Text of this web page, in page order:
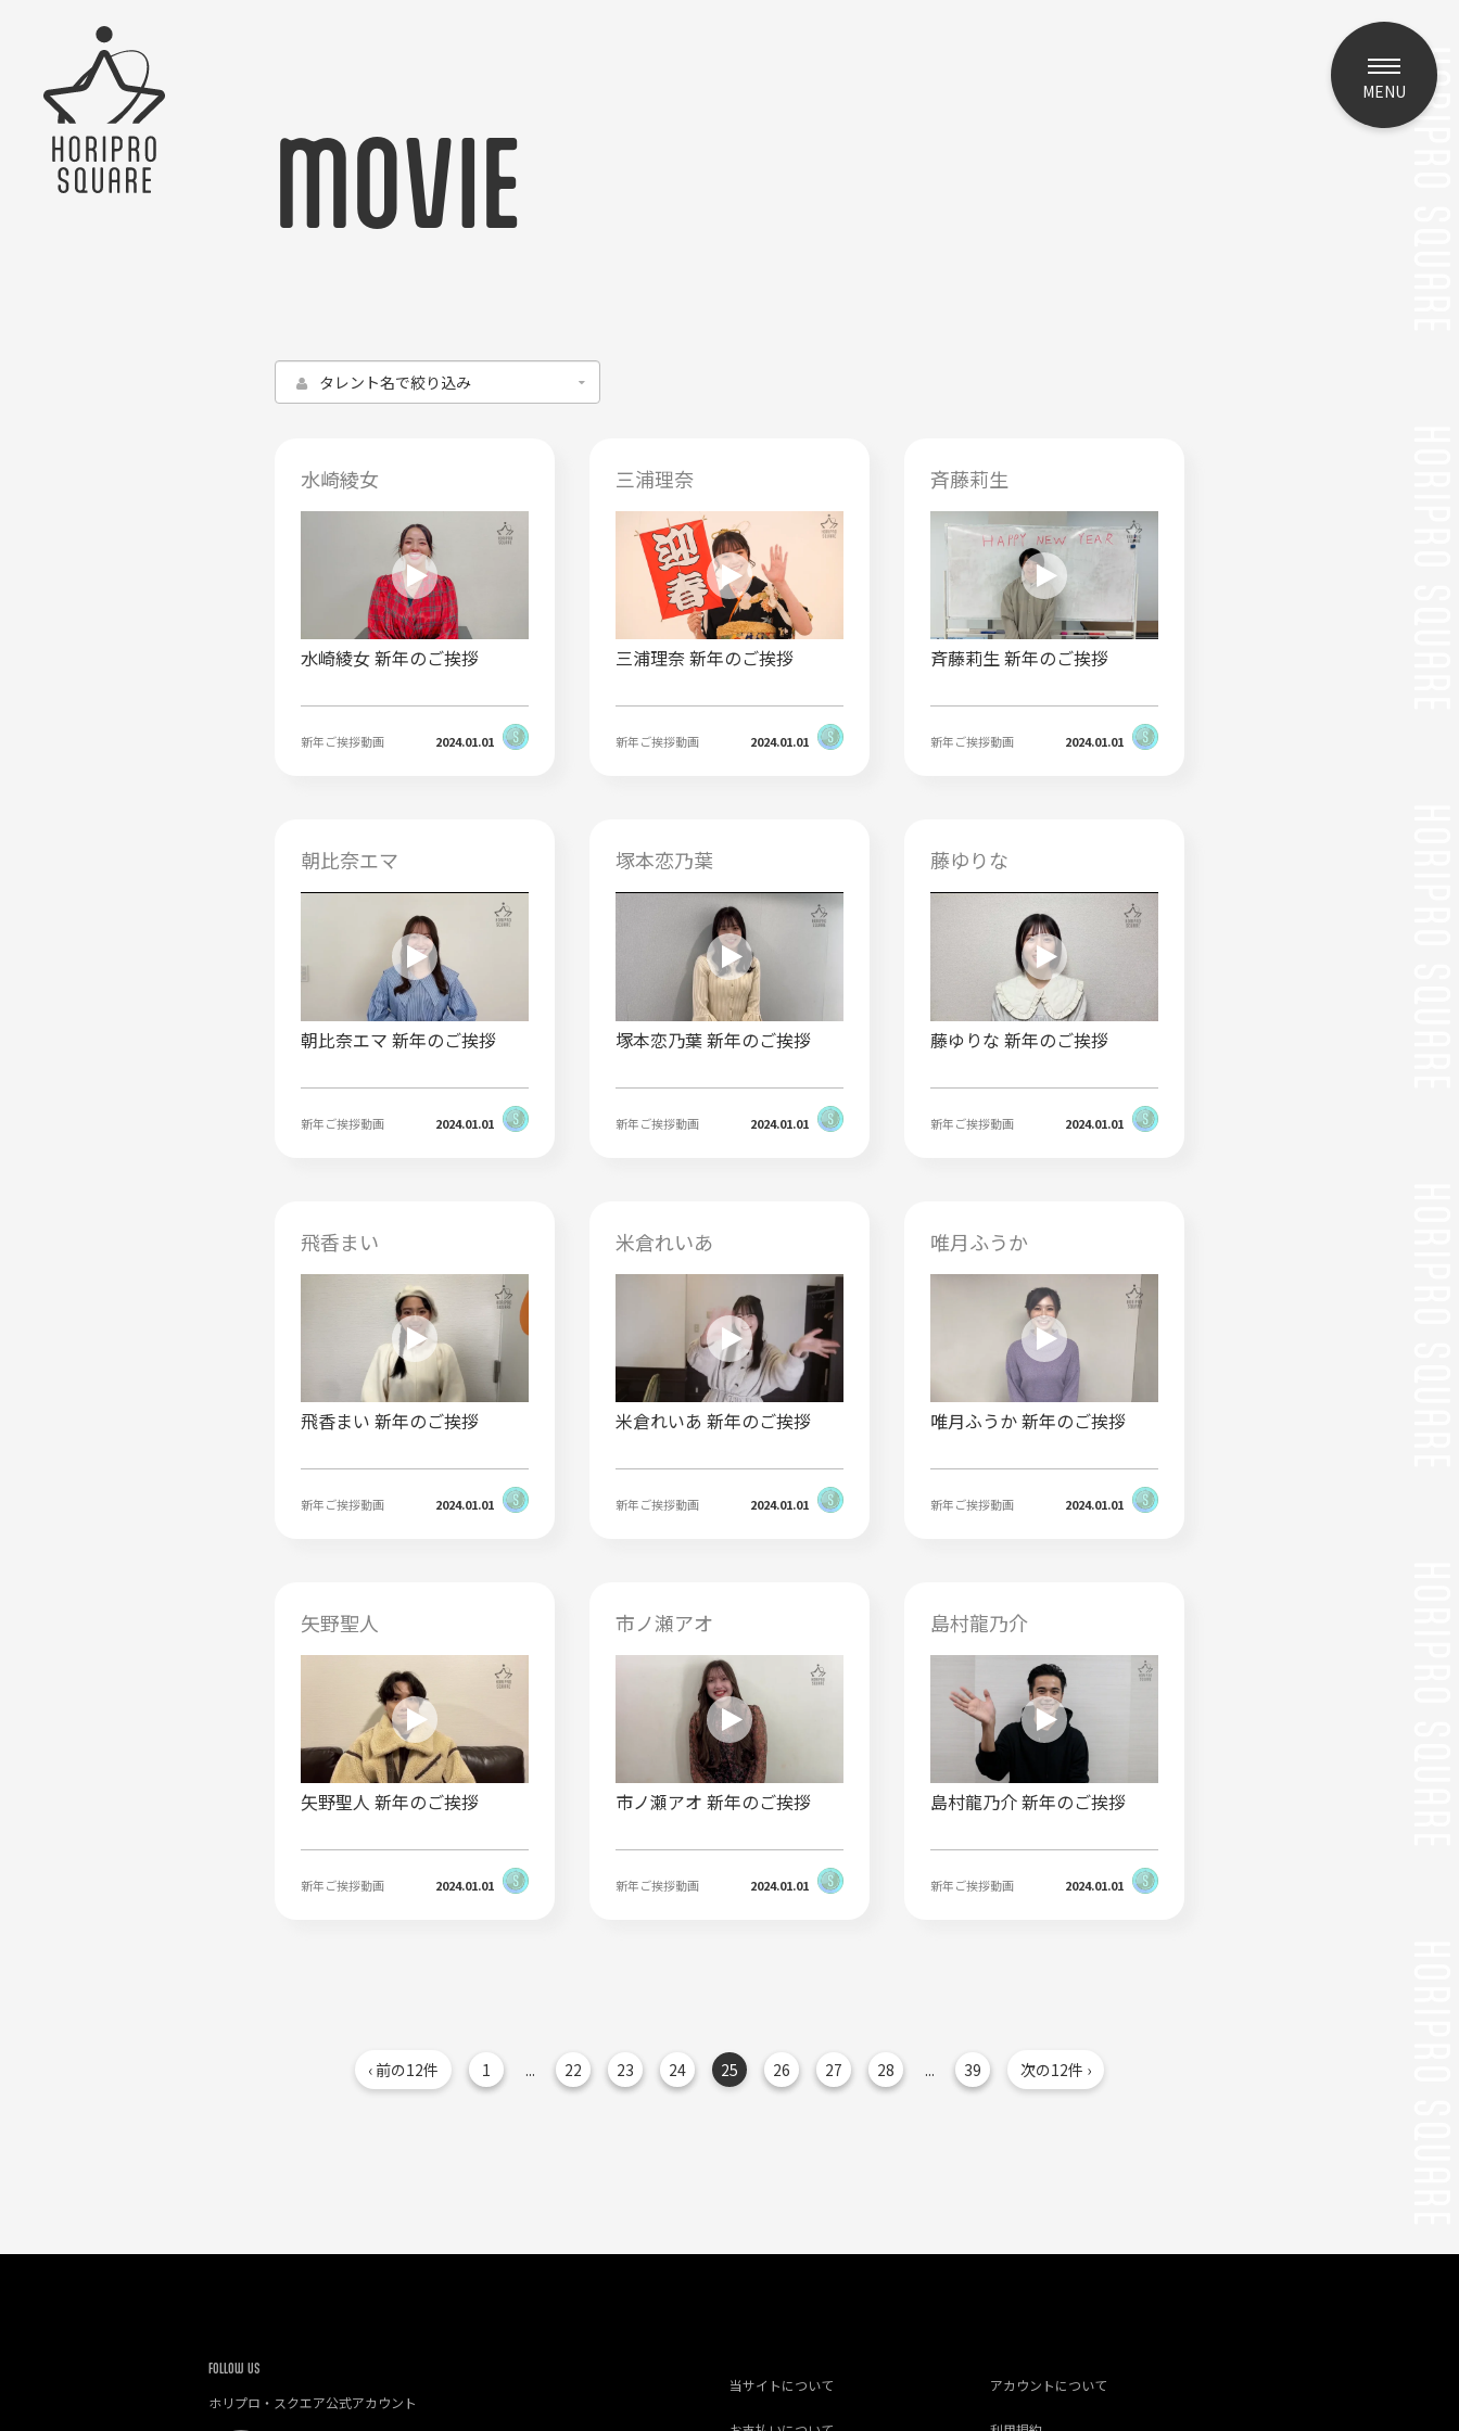
MENU
MOVIE
水崎綾女
水崎綾女 新年のご挨拶
新年ご挨拶動画 2024.01.01
三浦理奈
三浦理奈 新年のご挨拶
新年ご挨拶動画 2024.01.01
斉藤莉生
斉藤莉生 新年のご挨拶
新年ご挨拶動画 2024.01.01
朝比奈エマ
朝比奈エマ 新年のご挨拶
新年ご挨拶動画 2024.01.01
塚本恋乃葉
塚本恋乃葉 新年のご挨拶
新年ご挨拶動画 2024.01.01
藤ゆりな
藤ゆりな 新年のご挨拶
新年ご挨拶動画 2024.01.01
飛香まい
飛香まい 新年のご挨拶
新年ご挨拶動画 2024.01.01
米倉れいあ
米倉れいあ 新年のご挨拶
新年ご挨拶動画 2024.01.01
唯月ふうか
唯月ふうか 新年のご挨拶
新年ご挨拶動画 2024.01.01
矢野聖人
矢野聖人 新年のご挨拶
新年ご挨拶動画 2024.01.01
市ノ瀬アオ
市ノ瀬アオ 新年のご挨拶
新年ご挨拶動画 2024.01.01
島村龍乃介
島村龍乃介 新年のご挨拶
新年ご挨拶動画 2024.01.01
‹ 前の12件 1 ... 22 23 24 25 26 27 28 ... 39 次の12件 ›
FOLLOW US
ホリプロ・スクエア公式アカウント
当サイトについて アカウントについて